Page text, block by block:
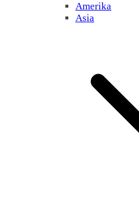
Amerika
Asia